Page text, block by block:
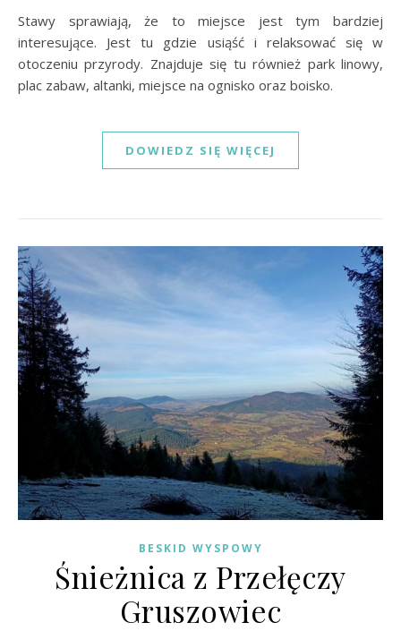
Stawy sprawiają, że to miejsce jest tym bardziej
interesujące. Jest tu gdzie usiąść i relaksować się w
otoczeniu przyrody. Znajduje się tu również park linowy,
plac zabaw, altanki, miejsce na ognisko oraz boisko.
DOWIEDZ SIĘ WIĘCEJ
BESKID WYSPOWY
Śnieżnica z Przełęczy
Gruszowiec